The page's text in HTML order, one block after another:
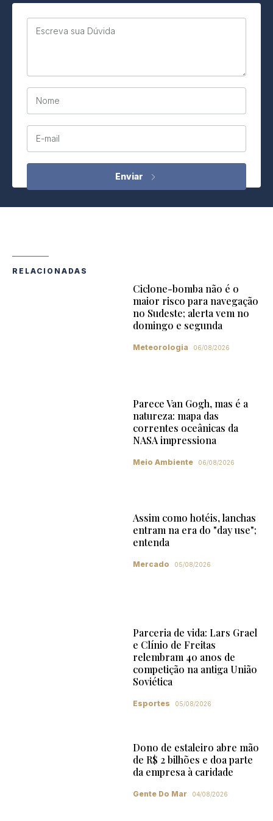
Escreva sua Dúvida
Nome
E-mail
RELACIONADAS
Ciclone-bomba não é o
maior risco para navegação
no Sudeste; alerta vem no
domingo e segunda
Meteorologia 06/08/2026
Parece Van Gogh, mas é a
natureza: mapa das
correntes oceânicas da
NASA impressiona
Meio Ambiente 06/08/2026
Assim como hotéis, lanchas
entram na era do "day use";
entenda
Mercado 05/08/2026
Parceria de vida: Lars Grael
e Clínio de Freitas
relembram 40 anos de
competição na antiga União
Soviética
Esportes 05/08/2026
Dono de estaleiro abre mão
de R$ 2 bilhões e doa parte
da empresa à caridade
Gente Do Mar 04/08/2026